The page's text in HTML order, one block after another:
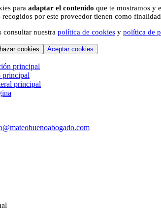
para adaptar el contenido que te mostramos y
recogidos por este proveedor tienen como
consultar nuestra política de cookies y política de
cookies Aceptar cookies
principal
principal
principal